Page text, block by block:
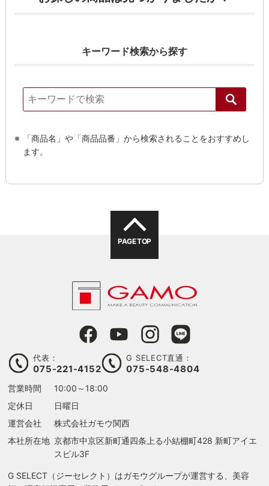
キーワード検索から探す
「商品名」や「商品品番」から検索されることをおすすめし
ます。
PAGE TOP
代表：
075-221-4152
G SELECT直通：
075-548-4804
営業時間
10:00～18:00
定休日
日曜日
運営会社
株式会社ガモウ関西
本社所在地 京都市中京区新町通四条上る小結棚町428 新町アイエ
スビル3F
G SELECT（ジーセレクト）はガモウグループが運営する、美容